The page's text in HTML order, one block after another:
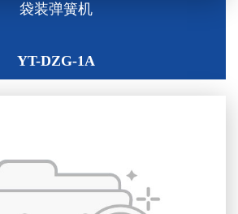
袋装弹簧机
YT-DZG-1A